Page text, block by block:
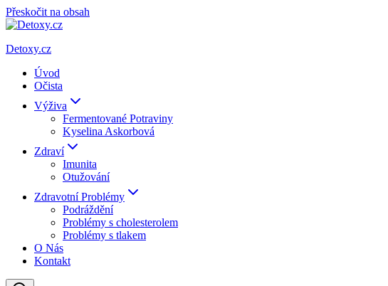
Přeskočit na obsah
Detoxy.cz
Úvod
Očista
Výživa
Fermentované Potraviny
Kyselina Askorbová
Zdraví
Imunita
Otužování
Zdravotní Problémy
Podráždění
Problémy s cholesterolem
Problémy s tlakem
O Nás
Kontakt